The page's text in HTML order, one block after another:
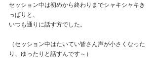
セッション中は初めから終わりまでシャキシャキき
っぱりと、
いつも通りに話す方でした。
（セッション中はたいてい皆さん声が小さくなった
り、ゆったりと話すんです～）